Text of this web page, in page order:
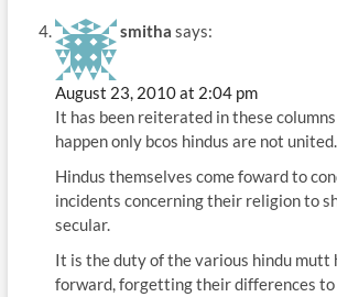
smitha says:
August 23, 2010 at 2:04 pm
It has been reiterated in these
happen only bcos hindus are not united.
Hindus themselves come foward to
incidents concerning their religion to
secular.
It is the duty of the various hindu mutt
forward, forgetting their differences to